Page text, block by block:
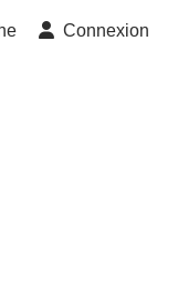
Connexion